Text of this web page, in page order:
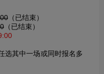
（已结束）
（已结束）
选其中一场或同时报名多